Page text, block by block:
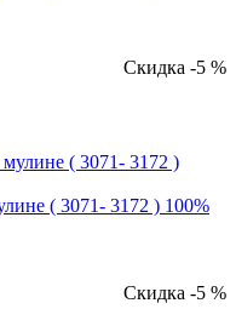
Скидка -5 %
( 3071- 3172 ) 100%
Скидка -5 %